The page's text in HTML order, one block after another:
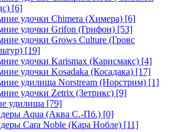
[6]
удочки Chimera (Химера) [6]
удочки Grifon (Грифон) [53]
удочки Grows Culture (Гровс
[19]
удочки Karismax (Карисмакс) [4]
удочки Kosadaka (Косадака) [17]
удилища Norstream (Норстрим) [1]
удочки Zetrix (Зетрикс) [9]
удилища [79]
Aqua (Аква С.-Пб.) [0]
Cara Noble (Кара Нобле) [11]